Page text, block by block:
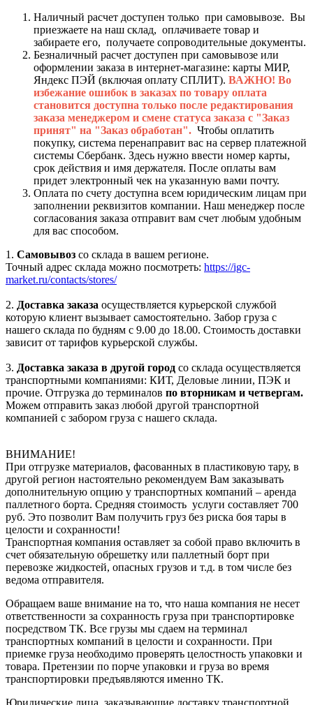
Наличный расчет доступен только при самовывозе. Вы
приезжаете на наш склад, оплачиваете товар и
забираете его, получаете сопроводительные документы.
Безналичный расчет доступен при самовывозе или
оформлении заказа в интернет-магазине: карты МИР,
Яндекс ПЭЙ (включая оплату СПЛИТ). ВАЖНО! Во
избежание ошибок в заказах по товару оплата
становится доступна только после редактирования
заказа менеджером и смене статуса заказа с "Заказ
принят" на "Заказ обработан". Чтобы оплатить
покупку, система перенаправит вас на сервер платежной
системы Сбербанк. Здесь нужно ввести номер карты,
срок действия и имя держателя. После оплаты вам
придет электронный чек на указанную вами почту.
Оплата по счету доступна всем юридическим лицам при
заполнении реквизитов компании. Наш менеджер после
согласования заказа отправит вам счет любым удобным
для вас способом.
1. Самовывоз со склада в вашем регионе.
Точный адрес склада можно посмотреть: https://igc-
market.ru/contacts/stores/
2. Доставка заказа осуществляется курьерской службой
которую клиент вызывает самостоятельно. Забор груза с
нашего склада по будням с 9.00 до 18.00. Стоимость доставки
зависит от тарифов курьерской службы.
3. Доставка заказа в другой город со склада осуществляется
транспортными компаниями: КИТ, Деловые линии, ПЭК и
прочие. Отгрузка до терминалов по вторникам и четвергам.
Можем отправить заказ любой другой транспортной
компанией с забором груза с нашего склада.
ВНИМАНИЕ!
При отгрузке материалов, фасованных в пластиковую тару, в
другой регион настоятельно рекомендуем Вам заказывать
дополнительную опцию у транспортных компаний – аренда
паллетного борта. Средняя стоимость услуги составляет 700
руб. Это позволит Вам получить груз без риска боя тары в
целости и сохранности!
Транспортная компания оставляет за собой право включить в
счет обязательную обрешетку или паллетный борт при
перевозке жидкостей, опасных грузов и т.д. в том числе без
ведома отправителя.
Обращаем ваше внимание на то, что наша компания не несет
ответственности за сохранность груза при транспортировке
посредством ТК. Все грузы мы сдаем на терминал
транспортных компаний в целости и сохранности. При
приемке груза необходимо проверять целостность упаковки и
товара. Претензии по порче упаковки и груза во время
транспортировки предъявляются именно ТК.
Юридические лица, заказывающие доставку транспортной